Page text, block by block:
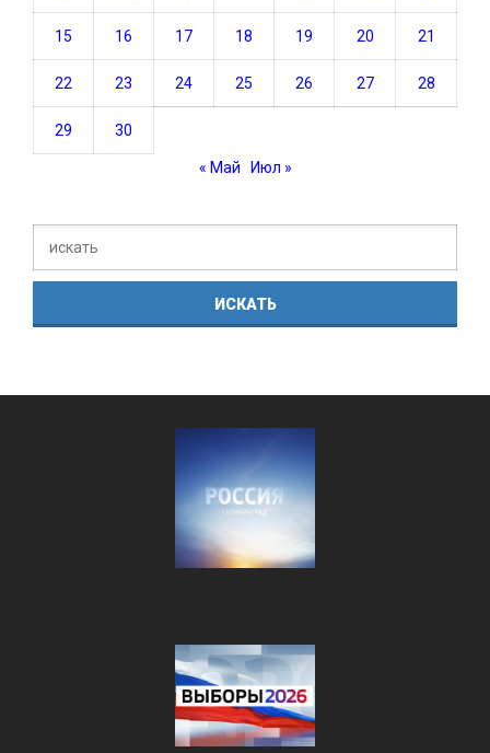
15 16 17 18 19 20 21
22 23 24 25 26 27 28
29 30
« Май Июл »